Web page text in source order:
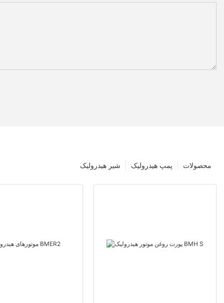
محصولات پمپ هیدرولیک شیر هیدرولیک